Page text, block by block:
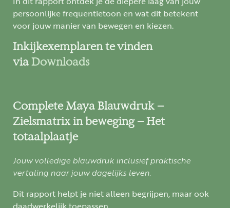
persoonlijke frequentietoon en wat dit betekent
voor jouw manier van bewegen en kiezen.
Inkijkexemplaren te vinden
via Downloads
Complete Maya Blauwdruk –
Zielsmatrix in beweging – Het
totaalplaatje
Jouw volledige blauwdruk inclusief praktische
vertaling naar jouw dagelijks leven.
Dit rapport helpt je niet alleen begrijpen, maar ook
daadwerkelijk toepassen.